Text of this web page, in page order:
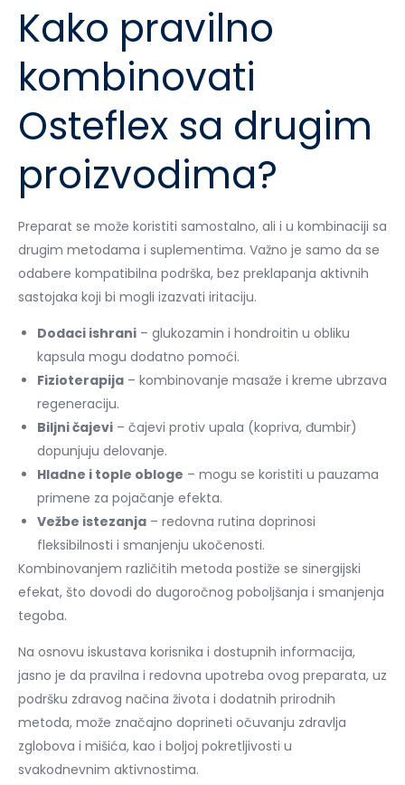
Kako pravilno
kombinovati
Osteflex sa drugim
proizvodima?
Preparat se može koristiti samostalno, ali i u kombinaciji sa
drugim metodama i suplementima. Važno je samo da se
odabere kompatibilna podrška, bez preklapanja aktivnih
sastojaka koji bi mogli izazvati iritaciju.
Dodaci ishrani – glukozamin i hondroitin u obliku
kapsula mogu dodatno pomoći.
Fizioterapija – kombinovanje masaže i kreme ubrzava
regeneraciju.
Biljni čajevi – čajevi protiv upala (kopriva, đumbir)
dopunjuju delovanje.
Hladne i tople obloge – mogu se koristiti u pauzama
primene za pojačanje efekta.
Vežbe istezanja – redovna rutina doprinosi
fleksibilnosti i smanjenju ukočenosti.
Kombinovanjem različitih metoda postiže se sinergijski
efekat, što dovodi do dugoročnog poboljšanja i smanjenja
tegoba.
Na osnovu iskustava korisnika i dostupnih informacija,
jasno je da pravilna i redovna upotreba ovog preparata, uz
podršku zdravog načina života i dodatnih prirodnih
metoda, može značajno doprineti očuvanju zdravlja
zglobova i mišića, kao i boljoj pokretljivosti u
svakodnevnim aktivnostima.